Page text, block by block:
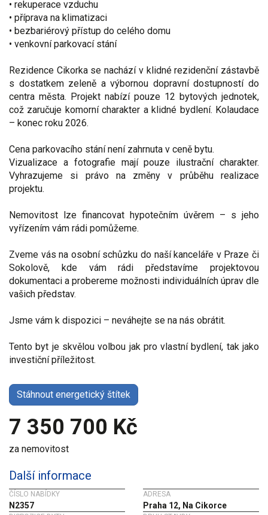
• rekuperace vzduchu
• příprava na klimatizaci
• bezbariérový přístup do celého domu
• venkovní parkovací stání
Rezidence Cikorka se nachází v klidné rezidenční zástavbě
s dostatkem zeleně a výbornou dopravní dostupností do
centra města. Projekt nabízí pouze 12 bytových jednotek,
což zaručuje komorní charakter a klidné bydlení. Kolaudace
– konec roku 2026.
Cena parkovacího stání není zahrnuta v ceně bytu.
Vizualizace a fotografie mají pouze ilustrační charakter.
Vyhrazujeme si právo na změny v průběhu realizace
projektu.
Nemovitost lze financovat hypotečním úvěrem – s jeho
vyřízením vám rádi pomůžeme.
Zveme vás na osobní schůzku do naší kanceláře v Praze či
Sokolově, kde vám rádi představíme projektovou
dokumentaci a probereme možnosti individuálních úprav dle
vašich představ.
Jsme vám k dispozici – neváhejte se na nás obrátit.
Tento byt je skvělou volbou jak pro vlastní bydlení, tak jako
investiční příležitost.
Stáhnout energetický štítek
7 350 700 Kč
za nemovitost
Další informace
ČÍSLO NABÍDKY
N2357
ADRESA
Praha 12, Na Cikorce